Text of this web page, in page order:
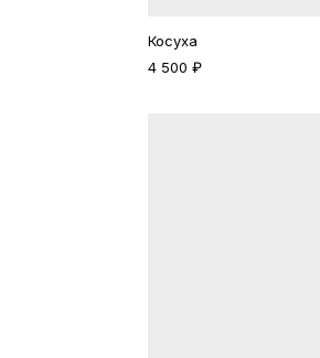
Косуха
4 500 ₽